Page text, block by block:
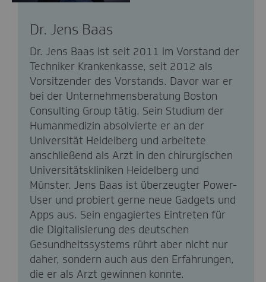
Dr. Jens Baas
Dr. Jens Baas ist seit 2011 im Vorstand der
Techniker Krankenkasse, seit 2012 als
Vorsitzender des Vorstands. Davor war er
bei der Unternehmensberatung Boston
Consulting Group tätig. Sein Studium der
Humanmedizin absolvierte er an der
Universität Heidelberg und arbeitete
anschließend als Arzt in den chirurgischen
Universitätskliniken Heidelberg und
Münster. Jens Baas ist überzeugter Power-
User und probiert gerne neue Gadgets und
Apps aus. Sein engagiertes Eintreten für
die Digitalisierung des deutschen
Gesundheitssystems rührt aber nicht nur
daher, sondern auch aus den Erfahrungen,
die er als Arzt gewinnen konnte.